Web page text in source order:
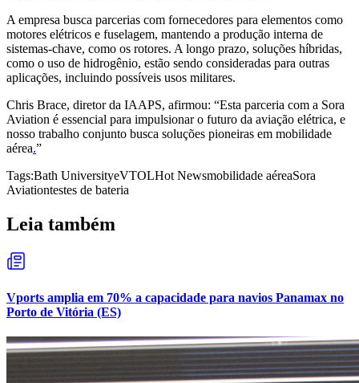
A empresa busca parcerias com fornecedores para elementos como
motores elétricos e fuselagem, mantendo a produção interna de
sistemas-chave, como os rotores. A longo prazo, soluções híbridas,
como o uso de hidrogênio, estão sendo consideradas para outras
aplicações, incluindo possíveis usos militares.
Chris Brace, diretor da IAAPS, afirmou: “Esta parceria com a Sora
Aviation é essencial para impulsionar o futuro da aviação elétrica, e
nosso trabalho conjunto busca soluções pioneiras em mobilidade
aérea.”
Tags:Bath UniversityeVTOLHot Newsmobilidade aéreaSora
Aviationtestes de bateria
Leia também
Vports amplia em 70% a capacidade para navios Panamax no
Porto de Vitória (ES)